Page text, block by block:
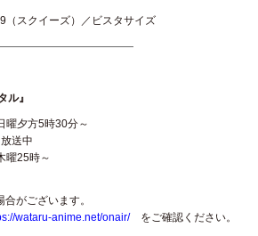
イーズ）／ビスタサイズ
ル』
曜夕方5時30分～
送中
曜25時～
がございます。
wataru-anime.net/onair/をご確認ください。